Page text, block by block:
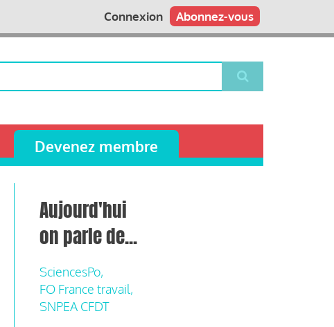
Abonnez-vous
Connexion
Devenez membre
Aujourd'hui
on parle de...
SciencesPo,
FO France travail,
SNPEA CFDT